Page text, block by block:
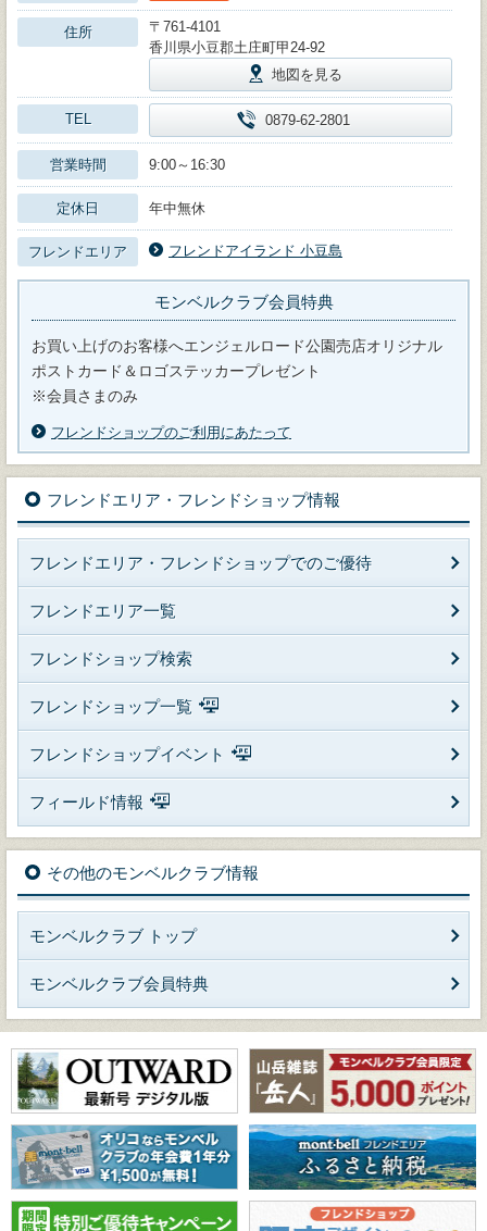
住所
〒761-4101
香川県小豆郡土庄町甲24-92
地図を見る
TEL 0879-62-2801
営業時間 9:00～16:30
定休日 年中無休
フレンドエリア フレンドアイランド 小豆島
モンベルクラブ会員特典
お買い上げのお客様へエンジェルロード公園売店オリジナル
ポストカード＆ロゴステッカープレゼント
※会員さまのみ
フレンドショップのご利用にあたって
フレンドエリア・フレンドショップ情報
フレンドエリア・フレンドショップでのご優待
フレンドエリア一覧
フレンドショップ検索
フレンドショップ一覧
フレンドショップイベント
フィールド情報
その他のモンベルクラブ情報
モンベルクラブ トップ
モンベルクラブ会員特典